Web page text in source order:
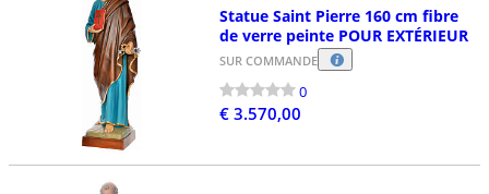
Statue Saint Pierre 160 cm fibre
de verre peinte POUR EXTÉRIEUR
SUR COMMANDE
0
€ 3.570,00